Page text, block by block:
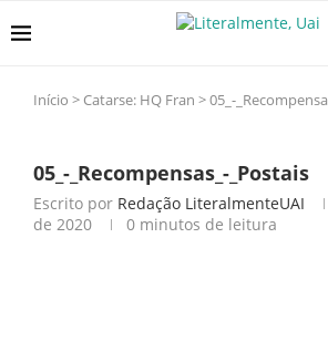
Início > Catarse: HQ Fran >05_-
05_-_Recompensas_-_Postais
Escrito por Redação LiteralmenteUAI
de 2020
0 minutos de leitura